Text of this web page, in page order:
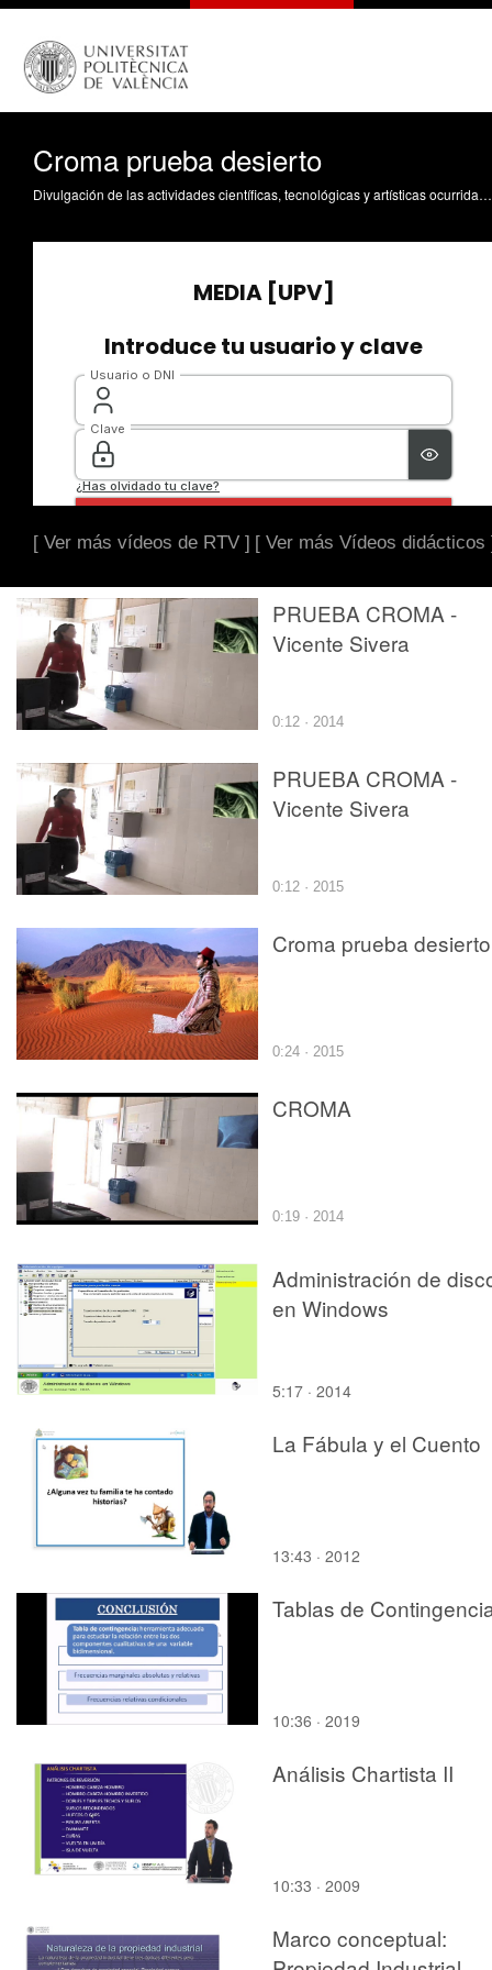
Croma prueba desierto
Divulgación de las actividades científicas, tecnológicas y artísticas ocurridas en los tres campus de la UPV
[ Ver más vídeos de RTV ] [ Ver más Vídeos didácticos
PRUEBA CROMA -
Vicente Sivera
0:12 · 2014
PRUEBA CROMA -
Vicente Sivera
0:12 · 2015
Croma prueba desierto
0:24 · 2015
CROMA
0:19 · 2014
Administración de
en Windows
5:17 · 2014
La Fábula y el Cuento
13:43 · 2012
Tablas de
10:36 · 2019
Análisis Chartista II
10:33 · 2009
Marco conceptual: